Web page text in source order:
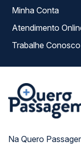
Na Quero
Minha Conta
Atendimento
Trabalhe Conosco